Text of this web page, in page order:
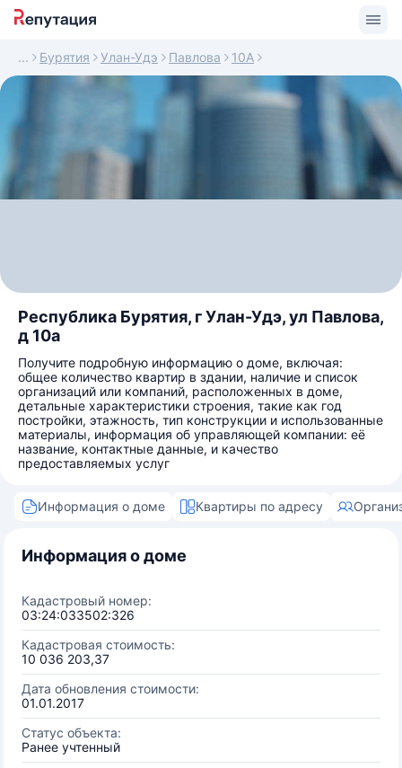
Бурятия Улан-Удэ Павлова 10А
Республика Бурятия, г Улан-Удэ, ул Павлова,
д 10а
Получите подробную информацию о доме, включая:
общее количество квартир в здании, наличие и список
организаций или компаний, расположенных в доме,
детальные характеристики строения, такие как год
постройки, этажность, тип конструкции и использованные
материалы, информация об управляющей компании: её
название, контактные данные, и качество
предоставляемых услуг
Информация о доме Квартиры по адресу
Информация о доме
Кадастровый номер:
03:24:033502:326
Кадастровая стоимость:
10 036 203,37
Дата обновления стоимости:
01.01.2017
Статус объекта:
Ранее учтенный